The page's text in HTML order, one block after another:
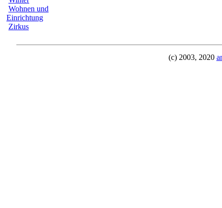
Wohnen und
Einrichtung
Zirkus
(c) 2003, 2020